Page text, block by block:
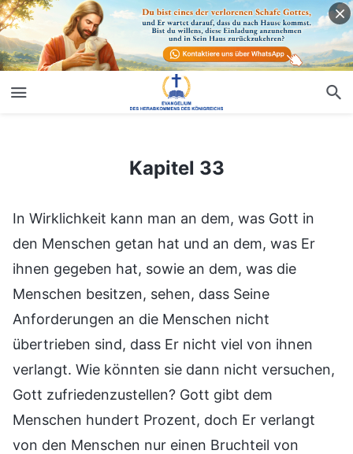
Kapitel 33
In Wirklichkeit kann man an dem, was Gott in
den Menschen getan hat und an dem, was Er
ihnen gegeben hat, sowie an dem, was die
Menschen besitzen, sehen, dass Seine
Anforderungen an die Menschen nicht
übertrieben sind, dass Er nicht viel von ihnen
verlangt. Wie könnten sie dann nicht versuchen,
Gott zufriedenzustellen? Gott gibt dem
Menschen hundert Prozent, doch Er verlangt
von den Menschen nur einen Bruchteil von